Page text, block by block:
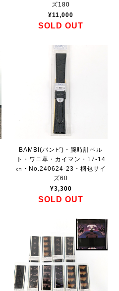
ズ180
¥11,000
SOLD OUT
BAMBI(バンビ)・腕時計ベル
ト・ワニ革・カイマン・17-14
㎝・No.240624-23・梱包サイ
ズ60
¥3,300
SOLD OUT